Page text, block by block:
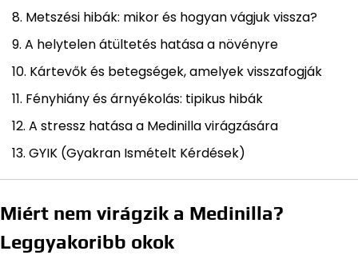
Metszési hibák: mikor és hogyan vágjuk vissza?
A helytelen átültetés hatása a növényre
Kártevők és betegségek, amelyek visszafogják
Fényhiány és árnyékolás: tipikus hibák
A stressz hatása a Medinilla virágzására
GYIK (Gyakran Ismételt Kérdések)
Miért nem virágzik a Medinilla?
Leggyakoribb okok